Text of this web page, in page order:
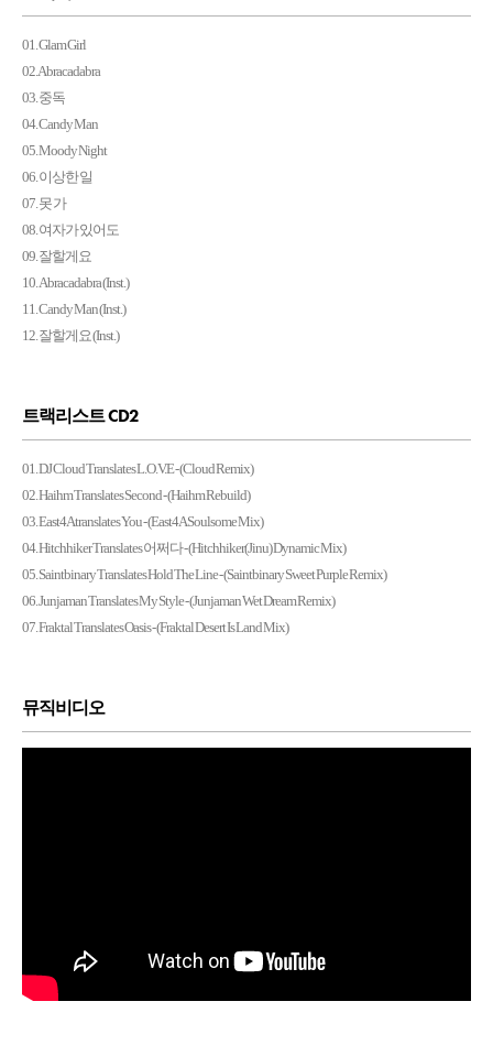
01. Glam Girl
02. Abracadabra
03. 중독
04. Candy Man
05. Moody Night
06. 이상한 일
07. 못 가
08. 여자가 있어도
09. 잘할게요
10. Abracadabra (Inst.)
11. Candy Man (Inst.)
12. 잘할게요 (Inst.)
트랙리스트 CD2
01. DJ Cloud Translates L.O.V.E - (Cloud Remix)
02. Haihm Translates Second - (Haihm Rebuild)
03. East4A translates You - (East4A Soulsome Mix)
04. Hitchhiker Translates 어쩌다 - (Hitchhiker(Jinu) Dynamic Mix)
05. Saintbinary Translates Hold The Line - (Saintbinary Sweet Purple Remix)
06. Junjaman Translates My Style - (Junjaman Wet Dream Remix)
07. Fraktal Translates Oasis - (Fraktal Desert Is Land Mix)
뮤직비디오